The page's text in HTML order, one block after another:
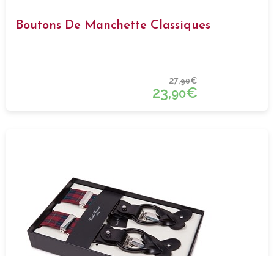
Boutons De Manchette Classiques
27,90€
23,90€